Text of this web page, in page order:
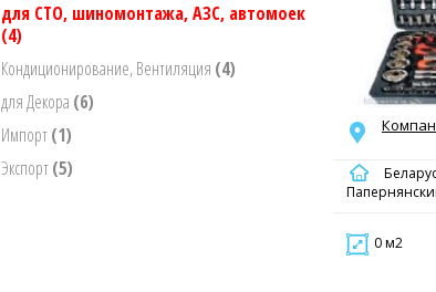
для СТО, шиномонтажа, АЗС, автомоек
(4)
Кондиционирование, Вентиляция (4)
для Декора (6)
Импорт(1)
Экспорт(5)
0 м2